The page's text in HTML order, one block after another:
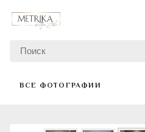
ВСЕ ФОТОГРАФИИ